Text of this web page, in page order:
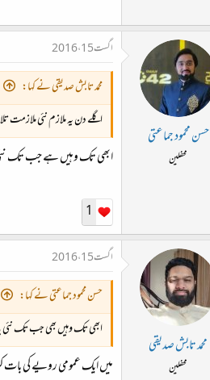
حسن محمود جماعتی
محفلین
اگست 15، 2016
محمد تابش صدیقی نے کہا:
اگلے دن یہ ملازم نئی ملازمت
ابھی تک وہیں ہے جب تک
1
محمد تابش صدیقی
محفلین
اگست 15، 2016
حسن محمود جماعتی نے کہا:
ابھی تک وہیں بھی جب تک نئی
میں ایک عمومی رویے کی بات